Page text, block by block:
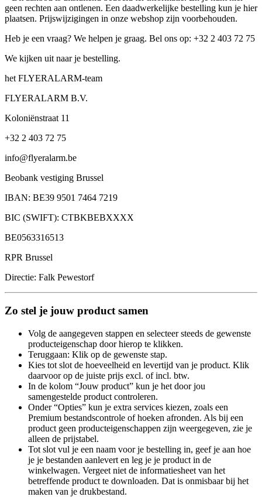
geen rechten aan ontlenen. Een daadwerkelijke bestelling kun je hier
plaatsen. Prijswijzigingen in onze webshop zijn voorbehouden.
Heb je een vraag? We helpen je graag. Bel ons op: +32 2 403 72 75
We kijken uit naar je bestelling.
het FLYERALARM-team
FLYERALARM B.V.
Koloniënstraat 11
+32 2 403 72 75
info@flyeralarm.be
Beobank vestiging Brussel
IBAN: BE39 9501 7464 7219
BIC (SWIFT): CTBKBEBXXXX
BE0563316513
RPR Brussel
Directie: Falk Pewestorf
Zo stel je jouw product samen
Volg de aangegeven stappen en selecteer steeds de gewenste
producteigenschap door hierop te klikken.
Teruggaan: Klik op de gewenste stap.
Kies tot slot de hoeveelheid en levertijd van je product. Klik
daarvoor op de juiste prijs excl. of incl. btw.
In de kolom “Jouw product” kun je het door jou
samengestelde product controleren.
Onder “Opties” kun je extra services kiezen, zoals een
Premium bestandscontrole of hoeken afronden. Als bij een
product geen producteigenschappen zijn weergegeven, zie je
alleen de prijstabel.
Tot slot vul je een naam voor je bestelling in, geef je aan hoe
je je bestanden aanlevert en leg je je product in de
winkelwagen. Vergeet niet de informatiesheet van het
betreffende product te downloaden. Dat is onmisbaar bij het
maken van je drukbestand.